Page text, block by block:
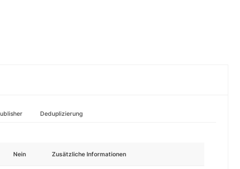
Deduplizierung
Nein Zusätzliche Informationen